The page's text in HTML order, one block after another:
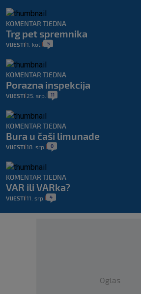
KOMENTAR TJEDNA
Trg pet spremnika
VIJESTI 1. kol. 5
KOMENTAR TJEDNA
Porazna inspekcija
VIJESTI 25. srp. 11
KOMENTAR TJEDNA
Bura u čaši limunade
VIJESTI 18. srp. 0
KOMENTAR TJEDNA
VAR ili VARka?
VIJESTI 11. srp. 4
Oglas